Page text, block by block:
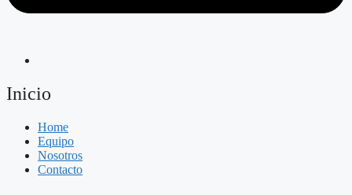
Inicio
Home
Equipo
Nosotros
Contacto